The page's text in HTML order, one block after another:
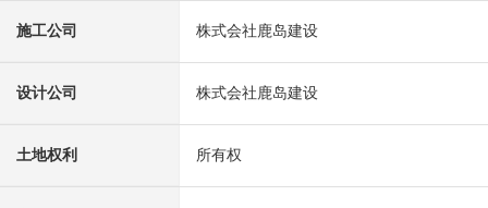
施工公司 株式会社鹿岛建设
设计公司 株式会社鹿岛建设
土地权利 所有权